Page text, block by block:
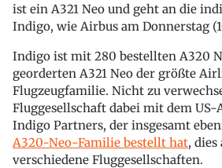
ist ein A321 Neo und geht an die
Indigo, wie Airbus am Donnerstag
Indigo ist mit 280 bestellten A320
georderten A321 Neo der größte
Flugzeugfamilie. Nicht zu
Fluggesellschaft dabei mit dem
Indigo Partners, der insgesamt
A320-Neo-Familie bestellt hat,
verschiedene Fluggesellschaften.